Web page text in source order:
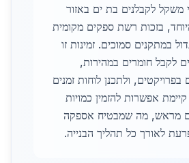
משקל לקבלנים בת ים באזור
בזכות רשת ספקים מקומית
במתקנים סמוכים. זמינות זו
לקבל חומרים במהירות,
בפרויקטים, ולתכנן לוחות זמנים
אפשרות להזמין כמויות
מראש, מה שמבטיח אספקה
לאורך כל תהליך הבנייה.